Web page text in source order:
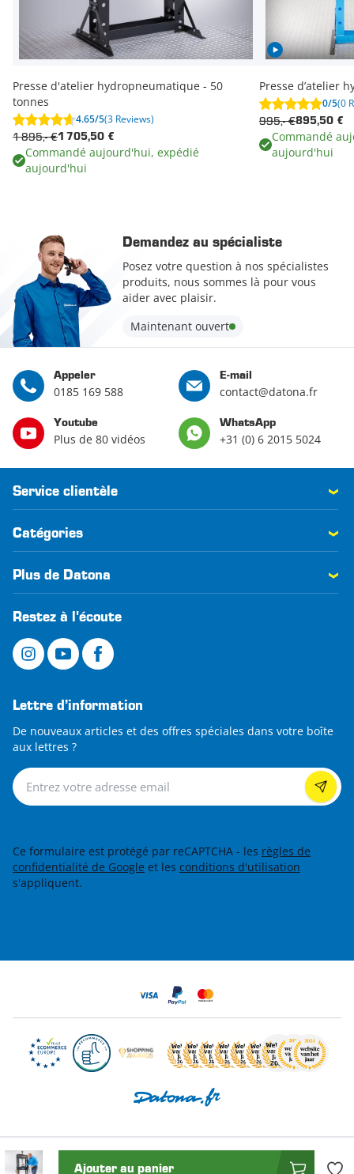
Presse d'atelier hydropneumatique - 50
tonnes
4.65/5(3 Reviews)
1 705,50 €
1 895,- €
Commandé aujourd'hui, expédié
aujourd'hui
Presse d’atelier
0/5(0
895,50 €
995,- €
Commandé
aujourd'hui
Ajouter au panier
Demandez au spécialiste
Posez votre question à nos spécialistes
produits, nous sommes là pour vous
aider avec plaisir.
Maintenant ouvert
Appeler
0185 169 588
E-mail
contact@datona.fr
Youtube
Plus de 80 vidéos
WhatsApp
+31 (0) 6 2015 5024
Service clientèle
Catégories
Plus de Datona
Restez à l'écoute
Lettre d’information
De nouveaux articles et des offres spéciales dans votre boîte
aux lettres ?
Lettre d’information
Ce formulaire est protégé par reCAPTCHA - les règles de
confidentialité de Google et les conditions d'utilisation
s'appliquent.